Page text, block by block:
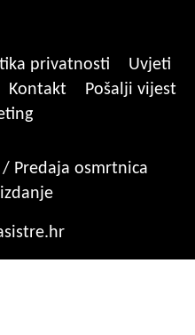
privatnosti
Uvjeti
Kontakt
Pošalji vijest
Predaja osmrtnica